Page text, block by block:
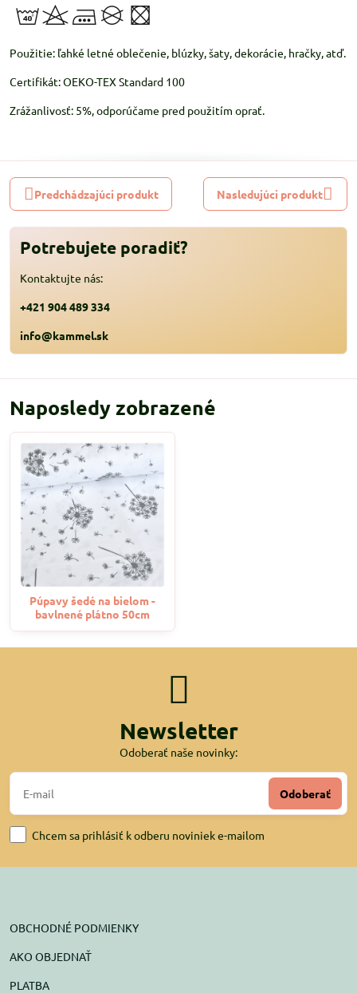
Použitie: ľahké letné oblečenie, blúzky, šaty, dekorácie, hračky, atď.
Certifikát: OEKO-TEX Standard 100
Zrážanlivosť: 5%, odporúčame pred použitím oprať.
Predchádzajúci produkt Nasledujúci produkt
Potrebujete poradiť?
Kontaktujte nás:
+421 904 489 334
info@kammel.sk
Naposledy zobrazené
Púpavy šedé na bielom -
bavlnené plátno 50cm
Newsletter
Odoberať naše novinky:
Odoberať
Chcem sa prihlásiť k odberu noviniek e-mailom
OBCHODNÉ PODMIENKY
AKO OBJEDNAŤ
PLATBA